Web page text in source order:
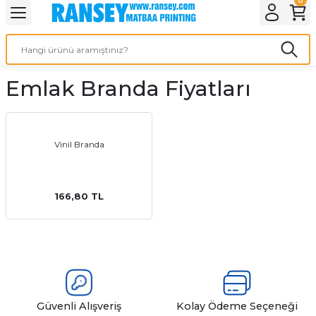
Geri Dön
Geri Dön
Geri Dön
Geri Dön
Ürünleri
Geri Dön
Geri Dön
Geri Dön
Emlak Branda Fiyatları
Vinil Branda
166,80 TL
Güvenli Alışveriş Kolay Ödeme Seçeneği